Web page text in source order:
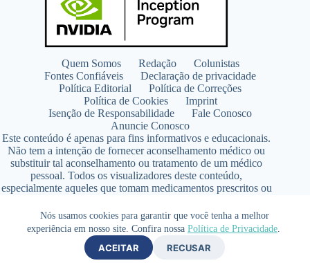
Nós usamos cookies para garantir que você tenha a melhor
experiência em nosso site. Confira nossa Política de Privacidade.
ACEITAR RECUSAR
Quem Somos Redação
Colunistas
Fontes Confiáveis
Declaração de privacidade
Política Editorial
Política de Correções
Política de Cookies
Imprint
Isenção de Responsabilidade
Fale Conosco
Anuncie Conosco
Este conteúdo é apenas para fins informativos e educacionais.
Não tem a intenção de fornecer aconselhamento médico ou
substituir tal aconselhamento ou tratamento de um médico
pessoal. Todos os visualizadores deste conteúdo,
especialmente aqueles que tomam medicamentos prescritos ou
qualquer programa de nutrição, suplementação ou estilo de
vida.
Copyright © 2026 - SaúdeLAB.com pertence ao grupo
VKCF Soluções Digitais Ltda - CNPJ n° 43.726.917/0001-80